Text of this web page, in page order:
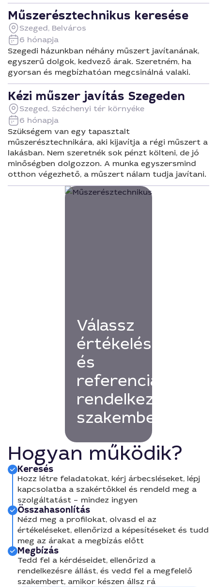
Műszerésztechnikus keresése
Szeged, Belváros
6 hónapja
Szegedi házunkban néhány műszert javítanának,
egyszerű dolgok, kedvező árak. Szeretném, ha
gyorsan és megbízhatóan megcsinálná valaki.
Kézi műszer javítás Szegeden
Szeged, Széchenyi tér környéke
6 hónapja
Szükségem van egy tapasztalt
műszerésztechnikára, aki kijavítja a régi műszert a
lakásban. Nem szeretnék sok pénzt költeni, de jó
minőségben dolgozzon. A munka egyszersmind
otthon végezhető, a műszert nálam tudja javítani.
Válassz
értékelésekkel
és
referenciákkal
rendelkező
szakembert!
Hogyan működik?
Keresés
Hozz létre feladatokat, kérj árbecsléseket, lépj
kapcsolatba a szakértőkkel és rendeld meg a
szolgáltatást – mindez ingyen
Összahasonlítás
Nézd meg a profilokat, olvasd el az
értékeléseket, ellenőrizd a képesítéseket és tudd
meg az árakat a megbízás előtt
Megbízás
Tedd fel a kérdéseidet, ellenőrizd a
rendelkezésre állást, és vedd fel a megfelelő
szakembert, amikor készen állsz rá